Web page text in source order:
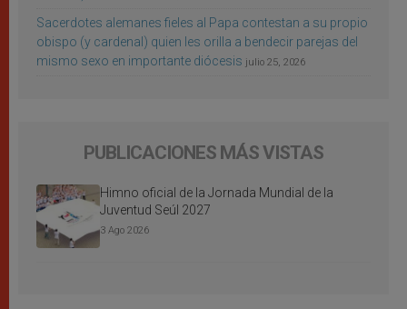
Sacerdotes alemanes fieles al Papa contestan a su propio
obispo (y cardenal) quien les orilla a bendecir parejas del
mismo sexo en importante diócesis julio 25, 2026
PUBLICACIONES MÁS VISTAS
Himno oficial de la Jornada Mundial de la
Juventud Seúl 2027
3 Ago 2026